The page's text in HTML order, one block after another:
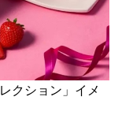
クション」イメ